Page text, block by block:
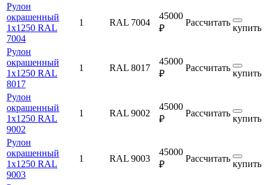
Рулон
окрашенный
1х1250 RAL
7004
1 RAL 7004
45000
₽
Рассчитать
купить
Рулон
окрашенный
1х1250 RAL
8017
1 RAL 8017
45000
₽
Рассчитать
купить
Рулон
окрашенный
1х1250 RAL
9002
1 RAL 9002
45000
₽
Рассчитать
купить
Рулон
окрашенный
1х1250 RAL
9003
1 RAL 9003
45000
₽
Рассчитать
купить